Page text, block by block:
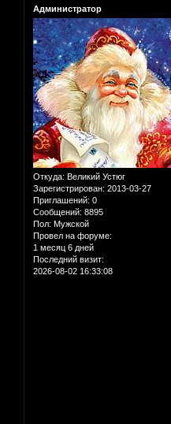
Администратор
Откуда: Великий Устюг
Зарегистрирован: 2013-03-27
Приглашений: 0
Сообщений: 8895
Пол: Мужской
Провел на форуме:
1 месяц 6 дней
Последний визит:
2026-08-02 16:33:08